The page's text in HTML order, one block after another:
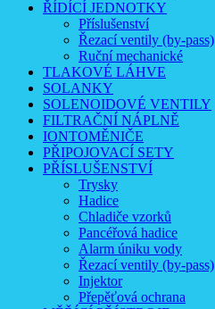
ŘÍDÍCÍ JEDNOTKY
Příslušenství
Řezací ventily (by-pass)
Ruční mechanické
TLAKOVÉ LÁHVE
SOLANKY
SOLENOIDOVÉ VENTILY
FILTRAČNÍ NÁPLNĚ
IONTOMĚNIČE
PŘIPOJOVACÍ SETY
PŘÍSLUŠENSTVÍ
Trysky
Hadice
Chladiče vzorků
Pancéřová hadice
Alarm úniku vody
Řezací ventily (by-pass)
Injektor
Přepěťová ochrana